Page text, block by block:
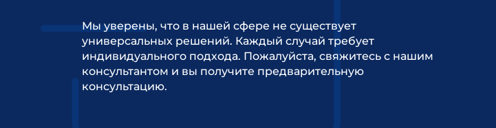
Мы уверены, что в нашей сфере не существует
универсальных решений. Каждый случай требует
индивидуального подхода. Пожалуйста, свяжитесь с нашим
консультантом и вы получите предварительную
консультацию.